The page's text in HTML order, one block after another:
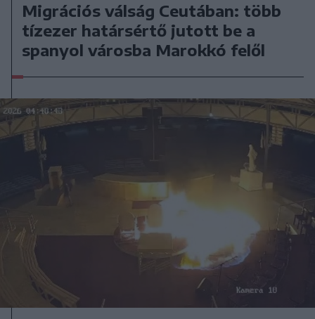
Migrációs válság Ceutában: több
tízezer határsértő jutott be a
spanyol városba Marokkó felől